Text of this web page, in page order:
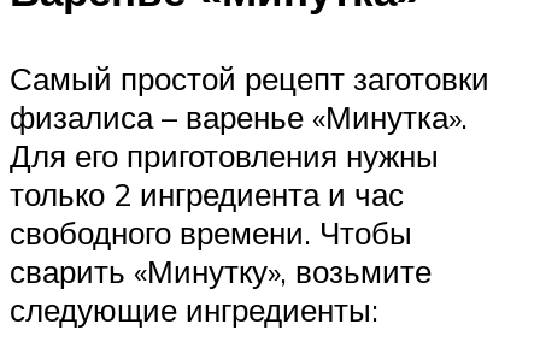
Самый простой рецепт заготовки
физалиса – варенье «Минутка».
Для его приготовления нужны
только 2 ингредиента и час
свободного времени. Чтобы
сварить «Минутку», возьмите
следующие ингредиенты: